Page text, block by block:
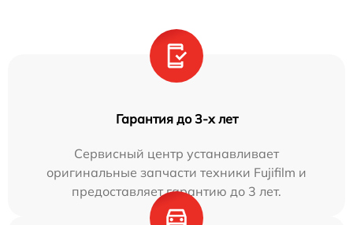
Гарантия до 3-х лет
Сервисный центр устанавливает
оригинальные запчасти техники Fujifilm и
предоставляет гарантию до 3 лет.